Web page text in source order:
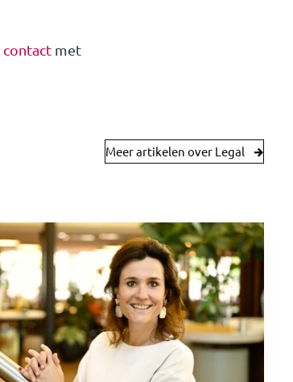
contactmet
Meer artikelen over Legal